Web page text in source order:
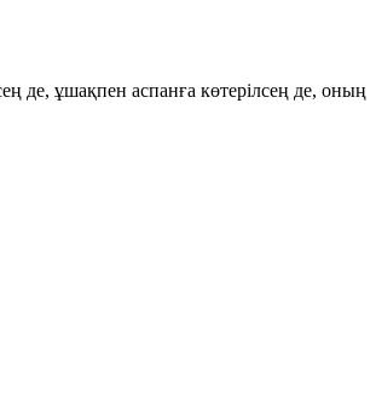
де, ұшақпен аспанға көтерілсең де, оның